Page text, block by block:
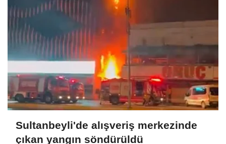
Sultanbeyli'de alışveriş merkezinde
çıkan yangın söndürüldü